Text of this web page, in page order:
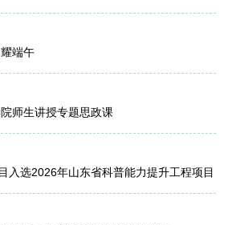
端午
师生讲授专题思政课
入选2026年山东省科普能力提升工程项目